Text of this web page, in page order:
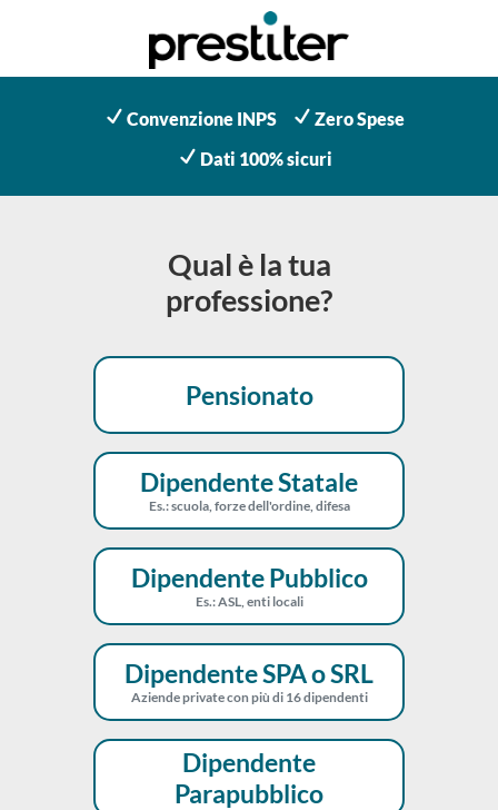
N Convenzione INPS N Zero Spese
N Dati 100% sicuri
Qual è la tua
professione?
Pensionato
Dipendente Statale
Es.: scuola, forze dell'ordine, difesa
Dipendente Pubblico
Es.: ASL, enti locali
Dipendente SPA o SRL
Aziende private con più di 16 dipendenti
Dipendente
Parapubblico